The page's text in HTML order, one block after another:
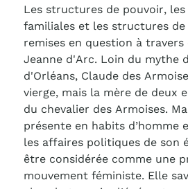
Les structures de pouvoir,
familiales et les structures de
remises en question à
Jeanne d'Arc. Loin du mythe
d'Orléans, Claude des
vierge, mais la mère de deux
du chevalier des Armoises.
présente en habits d’homme
les affaires politiques de son
être considérée comme une
mouvement féministe. Elle